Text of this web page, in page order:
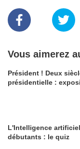
Vous aimerez
Président ! Deux
présidentielle :
L'Intelligence
débutants : le quiz